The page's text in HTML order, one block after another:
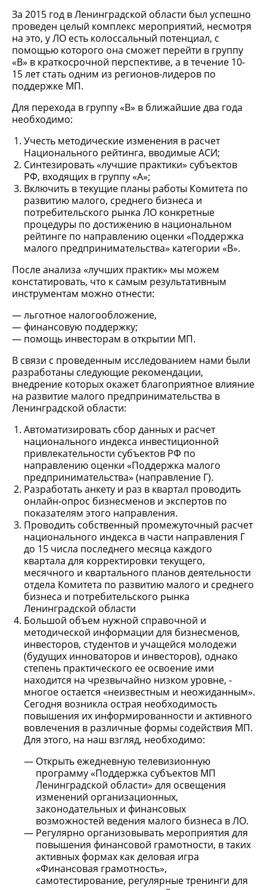
За 2015 год в Ленинградской области был успешно
проведен целый комплекс мероприятий, несмотря
на это, у ЛО есть колоссальный потенциал, с
помощью которого она сможет перейти в группу
«В» в краткосрочной перспективе, а в течение 10-
15 лет стать одним из регионов-лидеров по
поддержке МП.
Для перехода в группу «В» в ближайшие два года
необходимо:
Учесть методические изменения в расчет
Национального рейтинга, вводимые АСИ;
Синтезировать «лучшие практики» субъектов
РФ, входящих в группу «А»;
Включить в текущие планы работы Комитета по
развитию малого, среднего бизнеса и
потребительского рынка ЛО конкретные
процедуры по достижению в национальном
рейтинге по направлению оценки «Поддержка
малого предпринимательства» категории «В».
После анализа «лучших практик» мы можем
констатировать, что к самым результативным
инструментам можно отнести:
льготное налогообложение,
финансовую поддержку;
помощь инвесторам в открытии МП.
В связи с проведенным исследованием нами были
разработаны следующие рекомендации,
внедрение которых окажет благоприятное влияние
на развитие малого предпринимательства в
Ленинградской области:
Автоматизировать сбор данных и расчет
национального индекса инвестиционной
привлекательности субъектов РФ по
направлению оценки «Поддержка малого
предпринимательства» (направление Г).
Разработать анкету и раз в квартал проводить
онлайн-опрос бизнесменов и экспертов по
показателям этого направления.
Проводить собственный промежуточный расчет
национального индекса в части направления Г
до 15 числа последнего месяца каждого
квартала для корректировки текущего,
месячного и квартального планов деятельности
отдела Комитета по развитию малого и среднего
бизнеса и потребительского рынка
Ленинградской области
Большой объем нужной справочной и
методической информации для бизнесменов,
инвесторов, студентов и учащейся молодежи
(будущих инноваторов и инвесторов), однако
степень практического ее освоение ими
находится на чрезвычайно низком уровне, -
многое остается «неизвестным и неожиданным».
Сегодня возникла острая необходимость
повышения их информированности и активного
вовлечения в различные формы содействия МП.
Для этого, на наш взгляд, необходимо:
Открыть ежедневную телевизионную
программу «Поддержка субъектов МП
Ленинградской области» для освещения
изменений организационных,
законодательных и финансовых
возможностей ведения малого бизнеса в ЛО.
Регулярно организовывать мероприятия для
повышения финансовой грамотности, в таких
активных формах как деловая игра
«Финансовая грамотность»,
самотестирование, регулярные тренинги для